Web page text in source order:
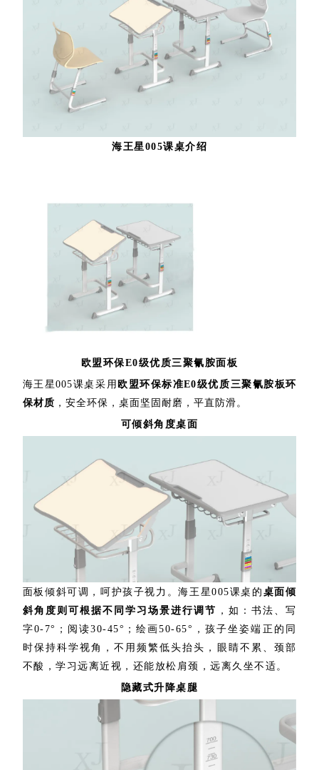
海王星005课桌介绍
欧盟环保E0级优质三聚氰胺面板
海王星005课桌采用 欧盟环保标准E0级优质三聚氰胺板环
保材质 ，安全环保，桌面坚固耐磨，平直防滑。
可倾斜角度桌面
面板倾斜可调，呵护孩子视力。海王星005课桌的 桌面倾
斜角度则可根据不同学习场景进行调节 ，如：书法、写
字0-7°；阅读30-45°；绘画50-65°，孩子坐姿端正的同
时保持科学视角，不用频繁低头抬头，眼睛不累、颈部
不酸，学习远离近视，还能放松肩颈，远离久坐不适。
隐藏式升降桌腿